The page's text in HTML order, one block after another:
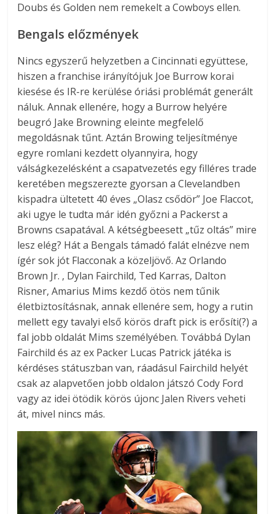
Doubs és Golden nem remekelt a Cowboys ellen.
Bengals előzmények
Nincs egyszerű helyzetben a Cincinnati együttese,
hiszen a franchise irányítójuk Joe Burrow korai
kiesése és IR-re kerülése óriási problémát generált
náluk. Annak ellenére, hogy a Burrow helyére
beugró Jake Browning eleinte megfelelő
megoldásnak tűnt. Aztán Browing teljesítménye
egyre romlani kezdett olyannyira, hogy
válságkezelésként a csapatvezetés egy filléres trade
keretében megszerezte gyorsan a Clevelandben
kispadra ültetett 40 éves „Olasz csődör” Joe Flaccot,
aki ugye le tudta már idén győzni a Packerst a
Browns csapatával. A kétségbeesett „tűz oltás” mire
lesz elég? Hát a Bengals támadó falát elnézve nem
ígér sok jót Flacconak a közeljövő. Az Orlando
Brown Jr. , Dylan Fairchild, Ted Karras, Dalton
Risner, Amarius Mims kezdő ötös nem tűnik
életbiztosításnak, annak ellenére sem, hogy a rutin
mellett egy tavalyi első körös draft pick is erősíti(?) a
fal jobb oldalát Mims személyében. Továbbá Dylan
Fairchild és az ex Packer Lucas Patrick játéka is
kérdéses státuszban van, ráadásul Fairchild helyét
csak az alapvetően jobb oldalon játszó Cody Ford
vagy az idei ötödik körös újonc Jalen Rivers veheti
át, mivel nincs más.